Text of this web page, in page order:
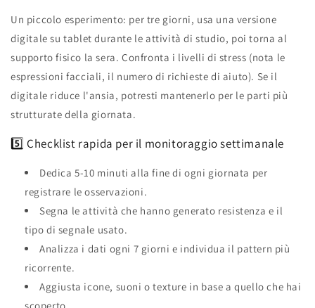
Un piccolo esperimento: per tre giorni, usa una versione
digitale su tablet durante le attività di studio, poi torna al
supporto fisico la sera. Confronta i livelli di stress (nota le
espressioni facciali, il numero di richieste di aiuto). Se il
digitale riduce l'ansia, potresti mantenerlo per le parti più
strutturate della giornata.
5️⃣ Checklist rapida per il monitoraggio settimanale
Dedica 5‑10 minuti alla fine di ogni giornata per
registrare le osservazioni.
Segna le attività che hanno generato resistenza e il
tipo di segnale usato.
Analizza i dati ogni 7 giorni e individua il pattern più
ricorrente.
Aggiusta icone, suoni o texture in base a quello che hai